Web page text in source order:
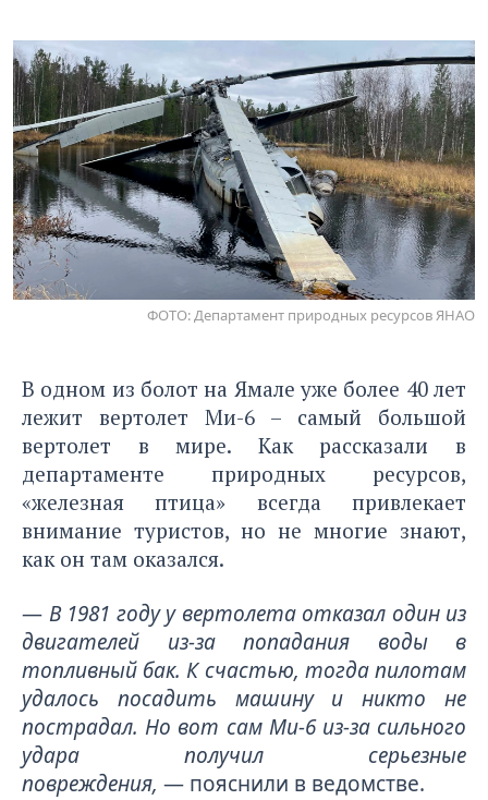
ФОТО: Департамент природных ресурсов ЯНАО
В одном из болот на Ямале уже более 40 лет
лежит вертолет Ми-6 – самый большой
вертолет в мире. Как рассказали в
департаменте природных ресурсов,
«железная птица» всегда привлекает
внимание туристов, но не многие знают,
как он там оказался.
— В 1981 году у вертолета отказал один из
двигателей из-за попадания воды в
топливный бак. К счастью, тогда пилотам
удалось посадить машину и никто не
пострадал. Но вот сам Ми-6 из-за сильного
удара получил серьезные
повреждения, — пояснили в ведомстве.